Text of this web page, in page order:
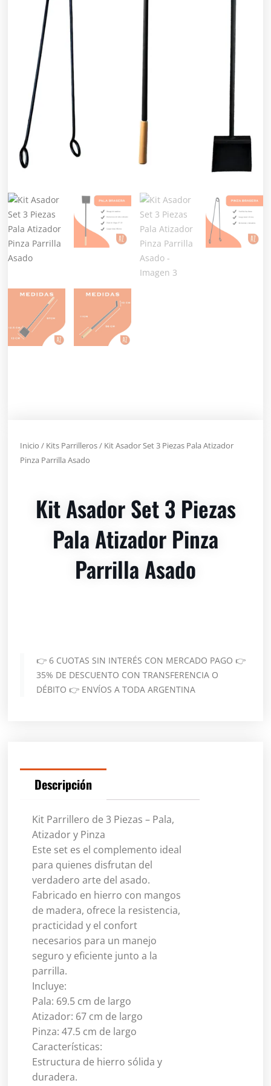
Inicio / Kits Parrilleros/ Kit Asador Set 3 Piezas Pala Atizador
Pinza Parrilla Asado
Kit Asador Set 3 Piezas
Pala Atizador Pinza
Parrilla Asado
👉 6 CUOTAS SIN INTERÉS CON MERCADO PAGO 👉
35% DE DESCUENTO CON TRANSFERENCIA O
DÉBITO 👉 ENVÍOS A TODA ARGENTINA
Descripción
Kit Parrillero de 3 Piezas – Pala,
Atizador y Pinza
Este set es el complemento ideal
para quienes disfrutan del
verdadero arte del asado.
Fabricado en hierro con mangos
de madera, ofrece la resistencia,
practicidad y el confort
necesarios para un manejo
seguro y eficiente junto a la
parrilla.
Incluye:
Pala: 69.5 cm de largo
Atizador: 67 cm de largo
Pinza: 47.5 cm de largo
Características:
Estructura de hierro sólida y
duradera.